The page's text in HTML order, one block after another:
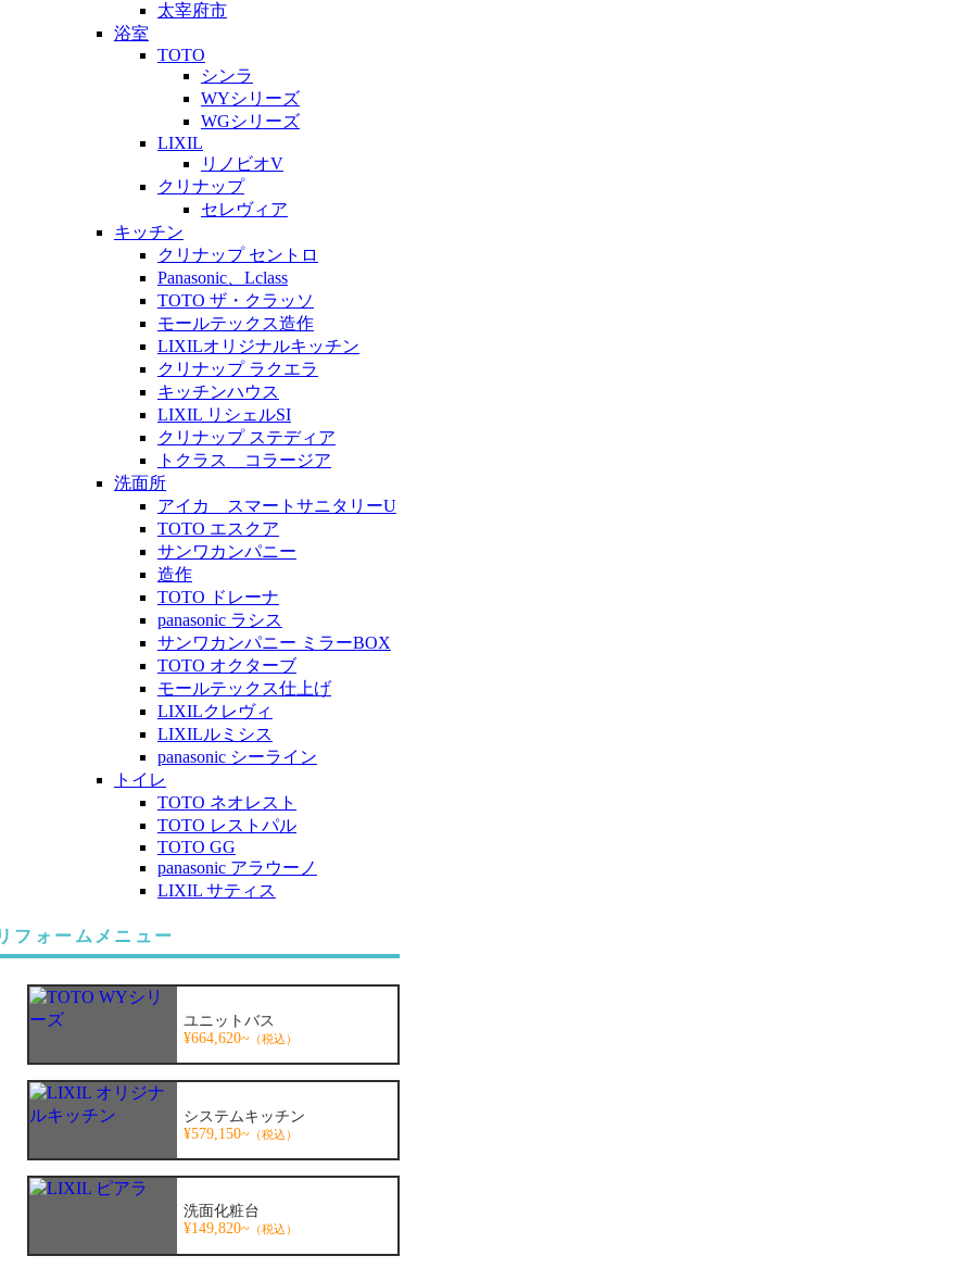
太宰府市
浴室
TOTO
シンラ
WYシリーズ
WGシリーズ
LIXIL
リノビオV
クリナップ
セレヴィア
キッチン
クリナップ セントロ
Panasonic、Lclass
TOTO ザ・クラッソ
モールテックス造作
LIXILオリジナルキッチン
クリナップ ラクエラ
キッチンハウス
LIXIL リシェルSI
クリナップ ステディア
トクラス コラージア
洗面所
アイカ スマートサニタリーU
TOTO エスクア
サンワカンパニー
造作
TOTO ドレーナ
panasonic ラシス
サンワカンパニー ミラーBOX
TOTO オクターブ
モールテックス仕上げ
LIXILクレヴィ
LIXILルミシス
panasonic シーライン
トイレ
TOTO ネオレスト
TOTO レストパル
TOTO GG
panasonic アラウーノ
LIXIL サティス
フォームメニュー
ユニットバス
¥664,620~ （税込）
システムキッチン
¥579,150~ （税込）
洗面化粧台
¥149,820~ （税込）